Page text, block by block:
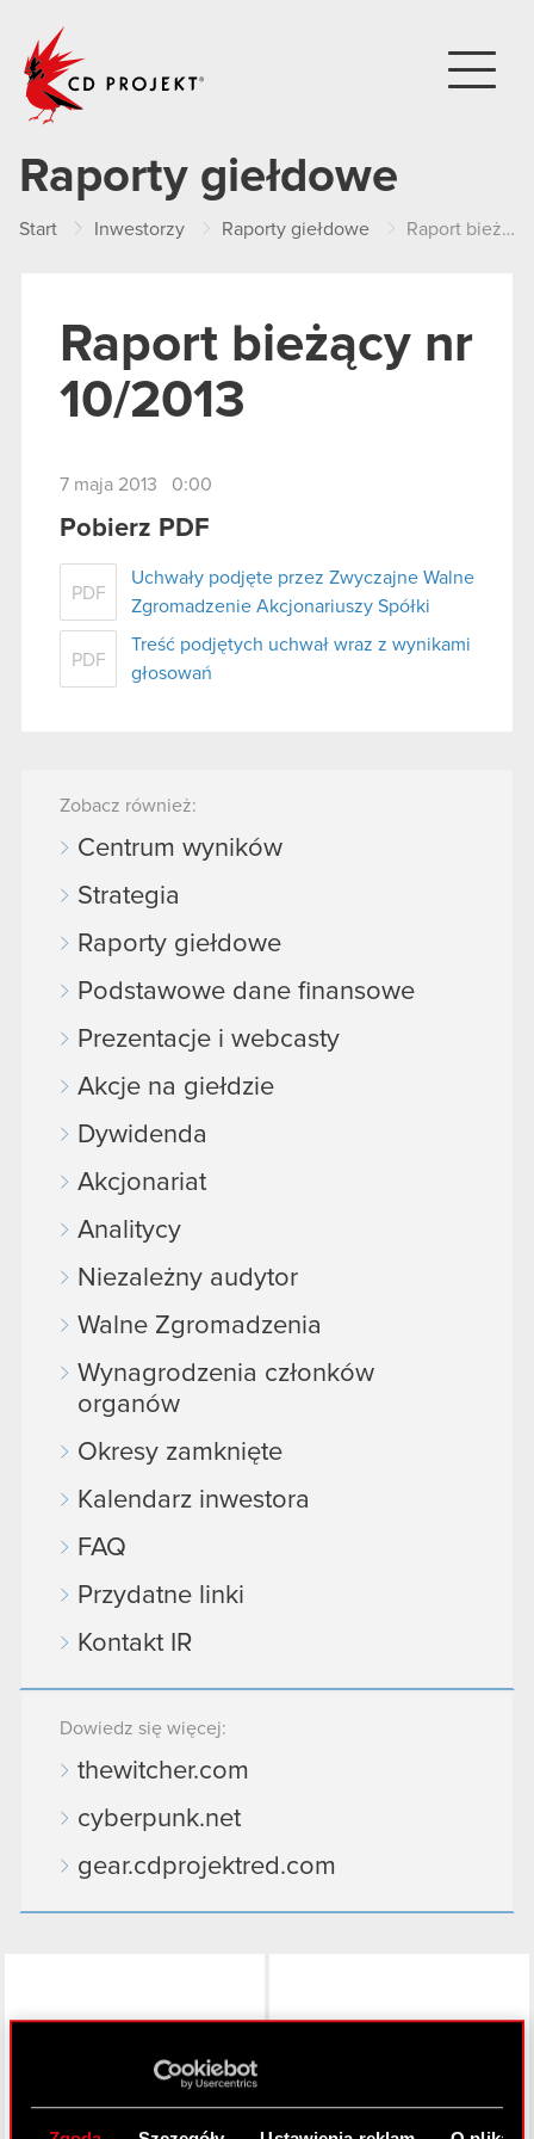
Raporty giełdowe
Start Inwestorzy Raporty giełdowe Raport bieżący nr 10/2013
Raport bieżący nr
10/2013
7 maja 2013 0:00
Pobierz PDF
PDF
Uchwały podjęte przez Zwyczajne Walne
Zgromadzenie Akcjonariuszy Spółki
PDF
Treść podjętych uchwał wraz z wynikami
głosowań
Zobacz również:
Centrum wyników
Strategia
Raporty giełdowe
Podstawowe dane finansowe
Prezentacje i webcasty
Akcje na giełdzie
Dywidenda
Akcjonariat
Analitycy
Niezależny audytor
Walne Zgromadzenia
Wynagrodzenia członków
organów
Okresy zamknięte
Kalendarz inwestora
FAQ
Przydatne linki
Kontakt IR
Dowiedz się więcej:
thewitcher.com
cyberpunk.net
gear.cdprojektred.com